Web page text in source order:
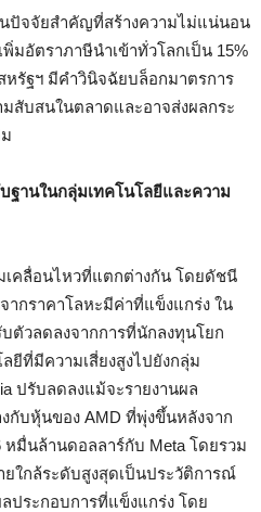
ปัจจัยสำคัญที่สร้างความไม่แน่นอน
มอัตราภาษีนำเข้าทั่วโลกเป็น 15%
หรัฐฯ มีคำวินิจฉัยบล็อกมาตรการ
สับสนในตลาดและอาจส่งผลกระ
ฐานในกลุ่มเทคโนโลยีและความ
เคลื่อนไหวที่แตกต่างกัน โดยดัชนี
กราคาโลหะมีค่าที่แข็งแกร่ง ใน
ตัวลดลงจากการที่นักลงทุนโยก
ยีที่มีความเสี่ยงสูงไปยังกลุ่ม
ปรับลดลงแม้จะรายงานผล
กับหุ้นของ AMD ที่พุ่งขึ้นหลังจาก
มื่นล้านดอลลาร์กับ Meta โดยรวม
ใกล้ระดับสูงสุดเป็นประวัติการณ์
ประกอบการที่แข็งแกร่ง โดย